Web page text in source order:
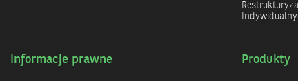
Informacje prawne Produkty